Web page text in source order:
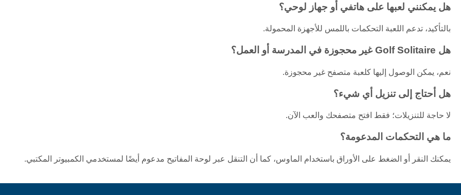
هل يمكنني لعبها على هاتفي أو جهاز لوحي؟
بالتأكيد، تدعم اللعبة التحكمات باللمس للأجهزة المحمولة.
هل Golf Solitaire غير محجوزة في المدرسة أو العمل؟
نعم، يمكن الوصول إليها كلعبة متصفح غير محجوزة.
هل أحتاج إلى تنزيل أي شيء؟
لا حاجة للتنزيلات؛ فقط افتح متصفحك والعب الآن.
ما هي التحكمات المدعومة؟
يمكنك النقر أو الضغط على الأوراق باستخدام الماوس، كما أن التنقل عبر لوحة المفاتيح مدعوم أيضًا لمستخدمي الكمبيوتر المكتبي.